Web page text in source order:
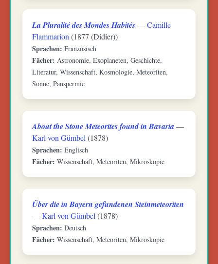
La Pluralité des Mondes Habités—Camille
Flammarion (1877 (Didier))
Sprachen: Französisch
Fächer: Astronomie, Exoplaneten, Geschichte,
Literatur, Wissenschaft, Kosmologie, Meteoriten,
Sonne, Panspermie
About the Stone Meteorites found in Bavaria—
Karl von Gümbel (1878)
Sprachen: Englisch
Fächer: Wissenschaft, Meteoriten, Mikroskopie
Über die in Bayern gefundenen Steinmeteoriten
—Karl von Gümbel (1878)
Sprachen: Deutsch
Fächer: Wissenschaft, Meteoriten, Mikroskopie